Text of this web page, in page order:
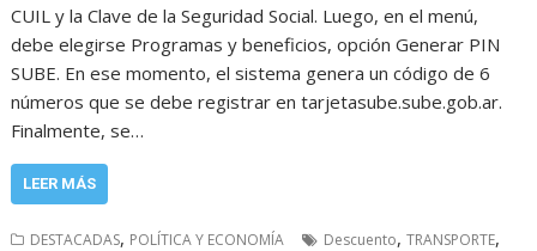
CUIL y la Clave de la Seguridad Social. Luego, en el menú,
debe elegirse Programas y beneficios, opción Generar PIN
SUBE. En ese momento, el sistema genera un código de 6
números que se debe registrar en tarjetasube.sube.gob.ar.
Finalmente, se…
LEER MÁS
DESTACADAS, POLÍTICA Y ECONOMÍA Descuento,TRANSPORTE,